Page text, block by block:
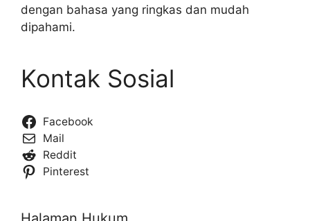
dengan bahasa yang ringkas dan mudah
dipahami.
Kontak Sosial
Facebook
Mail
Reddit
Pinterest